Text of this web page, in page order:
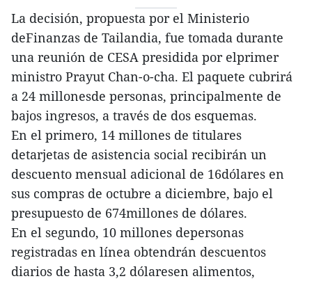
La decisión, propuesta por el Ministerio
deFinanzas de Tailandia, fue tomada durante
una reunión de CESA presidida por elprimer
ministro Prayut Chan-o-cha. El paquete cubrirá
a 24 millonesde personas, principalmente de
bajos ingresos, a través de dos esquemas.
En el primero, 14 millones de titulares
detarjetas de asistencia social recibirán un
descuento mensual adicional de 16dólares en
sus compras de octubre a diciembre, bajo el
presupuesto de 674millones de dólares.
En el segundo, 10 millones depersonas
registradas en línea obtendrán descuentos
diarios de hasta 3,2 dólaresen alimentos,